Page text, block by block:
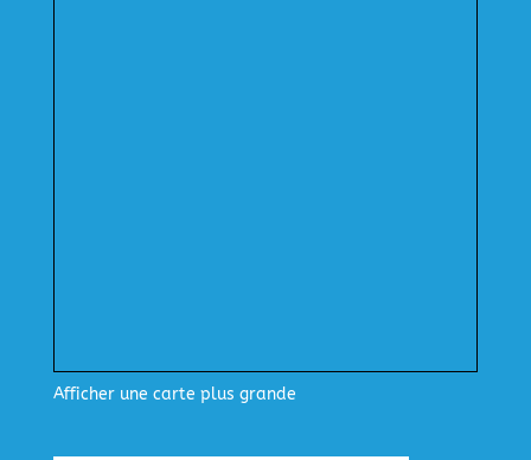
Afficher une carte plus grande